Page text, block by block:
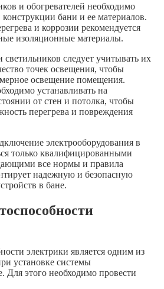
и обогревателей необходимо
бани и ее материалов.
и коррозии рекомендуется
изоляционные материалы.
следует учитывать их
точек освещения, чтобы
освещение помещения.
устанавливать на
от стен и потолка, чтобы
перегрева и повреждения
электрооборудования в
только квалифицированными
все нормы и правила
надежную и безопасную
в бане.
электрики является одним из
установке системы
Для этого необходимо провести